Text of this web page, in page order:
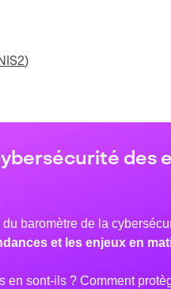
)
des
baromètre de la
et les enjeux en
en sont-ils ? Comment